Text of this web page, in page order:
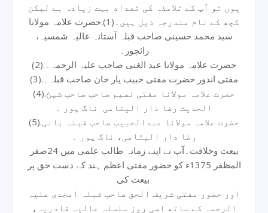
یوں تو آپ کے تلامذہ کی تعداد بہت زیادہ ہے لیکن
کچھ کے نام مندرجہ ذیل ہیں۔(1).حضرت علامہ مولانا
سید محمد حسینی صاحب قبلہ آستانہ عالیہ شمسیہ،
رائچور۔
(2).حضرت علامہ مولانا عبد الغنی صاحب علیہ الرحمہ۔
(3).مفتی اندور حضرت مفتی حبیب یار خان صاحب قبلہ۔
(4).حضرت علامہ مولانا مفتی نسیم صاحب صاحب شیخ
الحدیث رضا دار الیتامی ناگ پور ۔
(5).حضرت علامہ مولانا عبدالحبیب صاحب قبلہ بانی
رضا دار الیتامی، ناگ پور ۔
بیعت وخلافت۔آپ نے اپنے زمانہ طالب علمی میں 24صفر
المظفر 1375ء کو حضور مفتی اعظم ہند کے دست حق پر
اور حضور مفتی شریف الحق صاحب قبلہ امجدی علیہ
الرحمہ کے ساتھ اسی روز سلسلہ عالیہ قادریہ،